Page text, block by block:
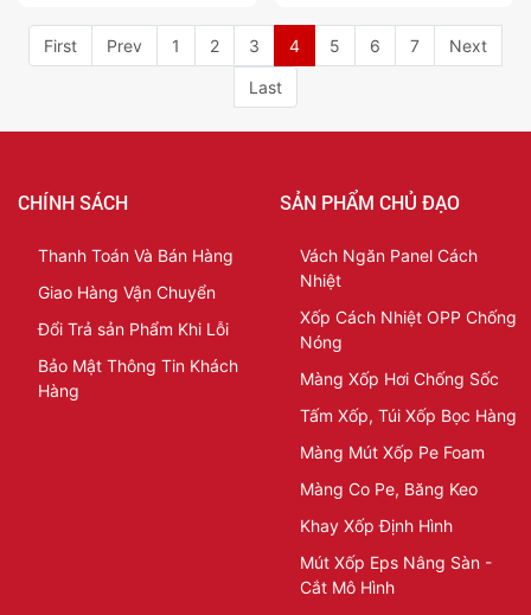
First Prev 1 2 3 4 5 6 7 Next
Last
CHÍNH SÁCH
Thanh Toán Và Bán Hàng
Giao Hàng Vận Chuyển
Đổi Trả sản Phẩm Khi Lỗi
Bảo Mật Thông Tin Khách
Hàng
SẢN PHẨM CHỦ ĐẠO
Vách Ngăn Panel Cách
Nhiệt
Xốp Cách Nhiệt OPP Chống
Nóng
Màng Xốp Hơi Chống Sốc
Tấm Xốp, Túi Xốp Bọc Hàng
Màng Mút Xốp Pe Foam
Màng Co Pe, Băng Keo
Khay Xốp Định Hình
Mút Xốp Eps Nâng Sàn -
Cắt Mô Hình